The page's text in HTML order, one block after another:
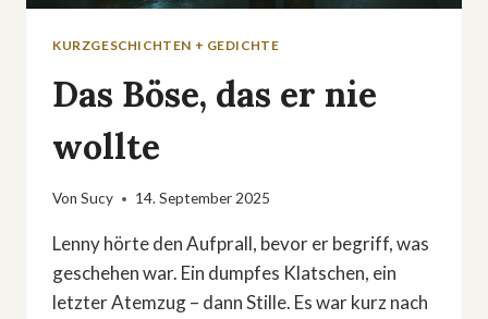
KURZGESCHICHTEN + GEDICHTE
Das Böse, das er nie
wollte
Von Sucy 14. September 2025
Lenny hörte den Aufprall, bevor er begriff, was
geschehen war. Ein dumpfes Klatschen, ein
letzter Atemzug – dann Stille. Es war kurz nach